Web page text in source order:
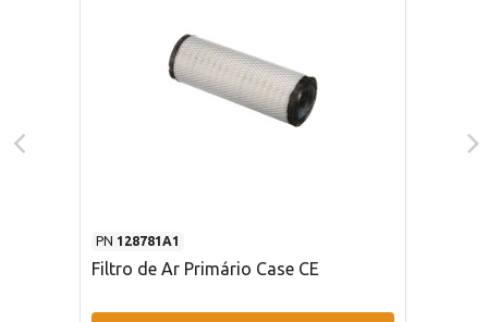
PN 128781A1
Filtro de Ar Primário Case CE